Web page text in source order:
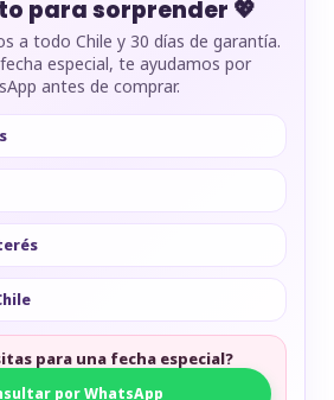
para sorprender 💖
a todo Chile y 30 días de garantía.
especial, te ayudamos por
antes de comprar.
para una fecha especial?
por WhatsApp